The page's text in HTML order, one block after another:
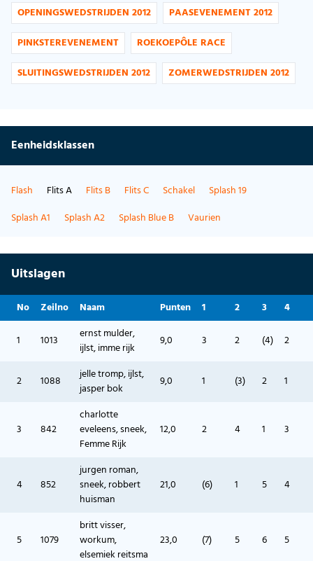
OPENINGSWEDSTRIJDEN 2012
PAASEVENEMENT 2012
PINKSTEREVENEMENT
ROEKOEPÔLE RACE
SLUITINGSWEDSTRIJDEN 2012
ZOMERWEDSTRIJDEN 2012
Eenheidsklassen
Flash Flits A Flits B Flits C Schakel
Splash 19
Splash A1
Splash A2 Splash Blue B Vaurien
Uitslagen
No Zeilno Naam Punten 1 2 3 4
1 1013
ernst mulder,
ijlst, imme rijk
9,0 3 2 (4) 2
2 1088
jelle tromp, ijlst,
jasper bok
9,0 1 (3) 2 1
3 842
charlotte
eveleens, sneek,
Femme Rijk
12,0 2 4 1 3
4 852
jurgen roman,
sneek, robbert
huisman
21,0 (6) 1 5 4
5 1079
britt visser,
workum,
elsemiek reitsma
23,0 (7) 5 6 5